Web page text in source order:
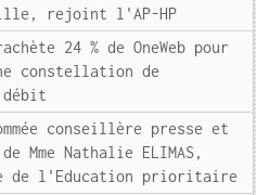
rejoint l'AP-HP
24 % de OneWeb pour
constellation de
conseillère presse et
Mme Nathalie ELIMAS,
de l'Education prioritaire